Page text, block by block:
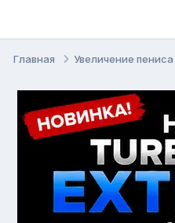
Главная Увеличение пениса